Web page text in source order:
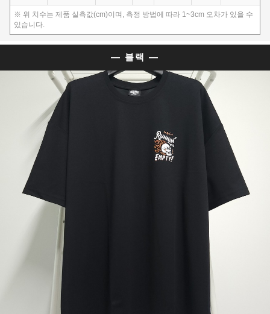
※ 위 치수는 제품 실측값(cm)이며, 측정 방법에 따라 1~3cm 오차가 있을 수
있습니다.
— 블랙 —